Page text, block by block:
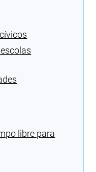
libre para